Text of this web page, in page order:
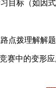
目标（如因
点拨理解解题
赛中的变形应